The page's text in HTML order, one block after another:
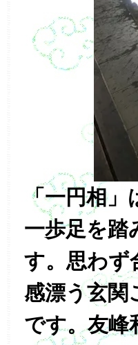
「一円相
一歩足を踏
す。思わず
感漂う玄関
です。友峰